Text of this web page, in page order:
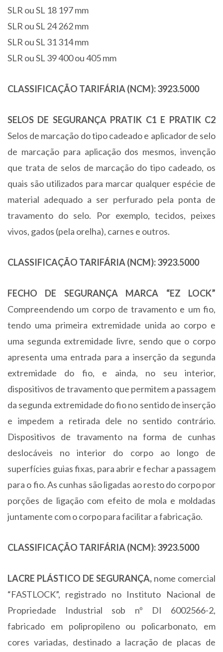
SLR ou SL 18 197 mm
SLR ou SL 24 262 mm
SLR ou SL 31 314 mm
SLR ou SL 39 400 ou 405 mm
CLASSIFICAÇÃO TARIFÁRIA (NCM): 3923.5000
SELOS DE SEGURANÇA PRATIK C1 E PRATIK C2
Selos de marcação do tipo cadeado e aplicador de selo
de marcação para aplicação dos mesmos, invenção
que trata de selos de marcação do tipo cadeado, os
quais são utilizados para marcar qualquer espécie de
material adequado a ser perfurado pela ponta de
travamento do selo. Por exemplo, tecidos, peixes
vivos, gados (pela orelha), carnes e outros.
CLASSIFICAÇÃO TARIFÁRIA (NCM): 3923.5000
FECHO DE SEGURANÇA MARCA “EZ LOCK”
Compreendendo um corpo de travamento e um fio,
tendo uma primeira extremidade unida ao corpo e
uma segunda extremidade livre, sendo que o corpo
apresenta uma entrada para a inserção da segunda
extremidade do fio, e ainda, no seu interior,
dispositivos de travamento que permitem a passagem
da segunda extremidade do fio no sentido de inserção
e impedem a retirada dele no sentido contrário.
Dispositivos de travamento na forma de cunhas
deslocáveis no interior do corpo ao longo de
superfícies guias fixas, para abrir e fechar a passagem
para o fio. As cunhas são ligadas ao resto do corpo por
porções de ligação com efeito de mola e moldadas
juntamente com o corpo para facilitar a fabricação.
CLASSIFICAÇÃO TARIFÁRIA (NCM): 3923.5000
LACRE PLÁSTICO DE SEGURANÇA, nome comercial
“FASTLOCK”, registrado no Instituto Nacional de
Propriedade Industrial sob nº DI 6002566-2,
fabricado em polipropileno ou policarbonato, em
cores variadas, destinado a lacração de placas de